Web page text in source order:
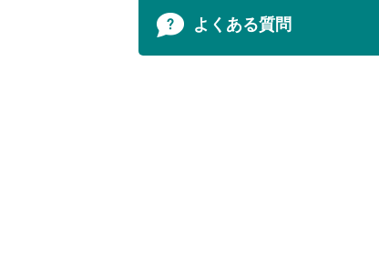
よくある質問